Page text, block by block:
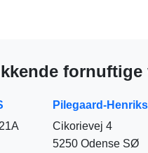
Pilegaard-
Cikorievej 4
5250 Odense SØ